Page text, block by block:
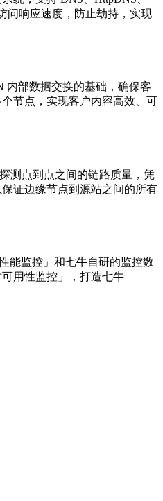
问响应速度，防止劫持，实现
内部数据交换的基础，确保客
节点，实现客户内容高效、可
测点到点之间的链路质量，凭
证边缘节点到源站之间的所有
能监控」和七牛自研的监控数
用性监控」，打造七牛